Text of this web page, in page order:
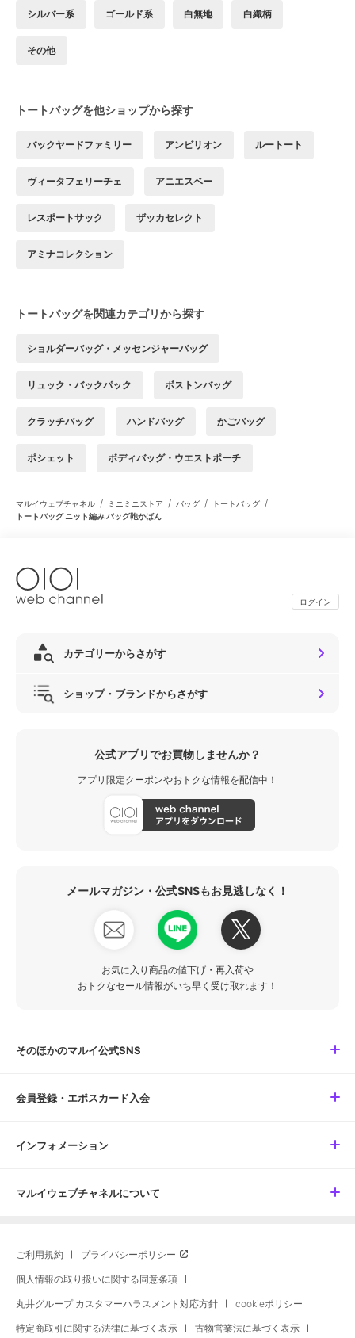
シルバー系 ゴールド系 白無地 白織柄
その他
トートバッグを他ショップから探す
バックヤードファミリー アンビリオン ルートート
ヴィータフェリーチェ アニエスベー
レスポートサック ザッカセレクト
アミナコレクション
トートバッグを関連カテゴリから探す
ショルダーバッグ・メッセンジャーバッグ
リュック・バックパック ボストンバッグ
クラッチバッグ ハンドバッグ かごバッグ
ポシェット ボディバッグ・ウエストポーチ
マルイウェブチャネル / ミニミニストア / バッグ / トートバッグ /
トートバッグ ニット編み バッグ鞄かばん
ログイン
カテゴリーからさがす
ショップ・ブランドからさがす
公式アプリでお買物しませんか？
アプリ限定クーポンやおトクな情報を配信中！
メールマガジン・公式SNSもお見逃しなく！
お気に入り商品の値下げ・再入荷や
おトクなセール情報がいち早く受け取れます！
そのほかのマルイ公式SNS
会員登録・エポスカード入会
インフォメーション
マルイウェブチャネルについて
ご利用規約 プライバシーポリシー
個人情報の取り扱いに関する同意条項
丸井グループ カスタマーハラスメント対応方針 cookieポリシー
特定商取引に関する法律に基づく表示 古物営業法に基づく表示